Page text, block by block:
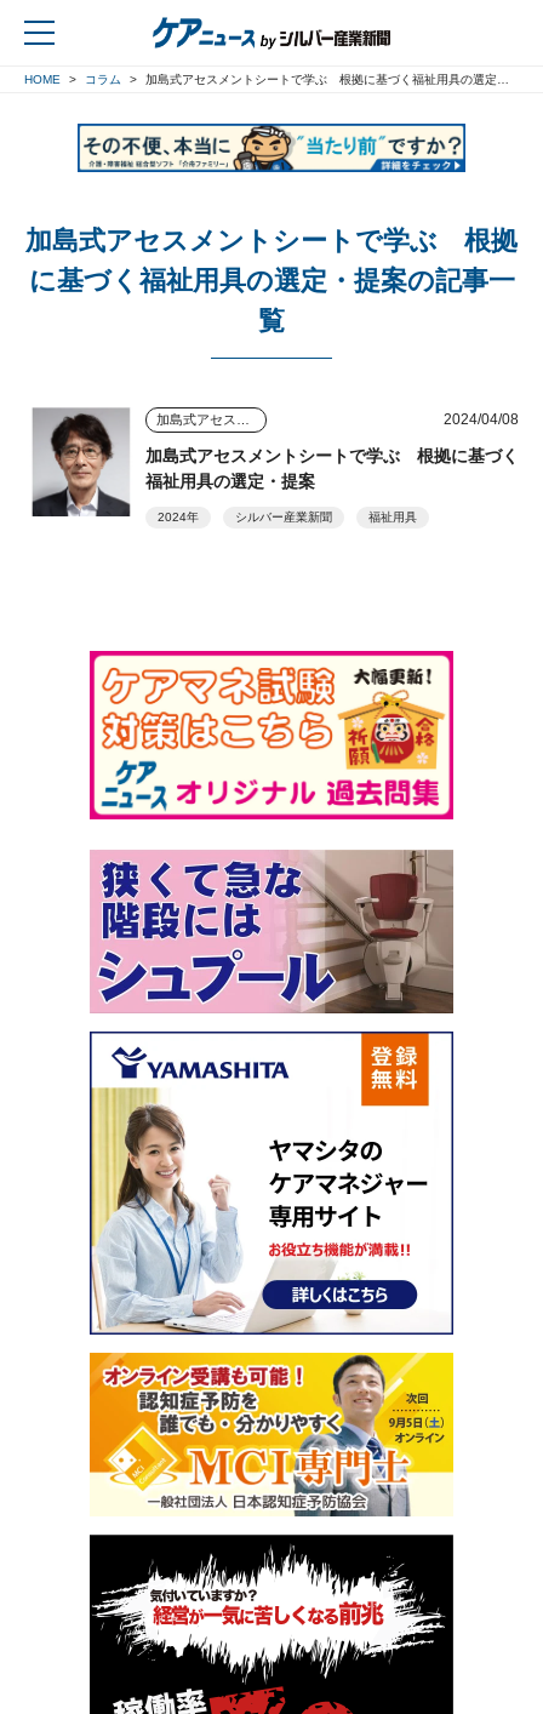
HOME コラム 加島式アセスメントシートで学ぶ 根拠に基づく福祉用具の選定・提案
加島式アセスメントシートで学ぶ 根拠
に基づく福祉用具の選定・提案の記事一
覧
2024/04/08
加島式アセスメントシートで学ぶ 根拠に基づく
福祉用具の選定・提案
2024年 シルバー産業新聞 福祉用具